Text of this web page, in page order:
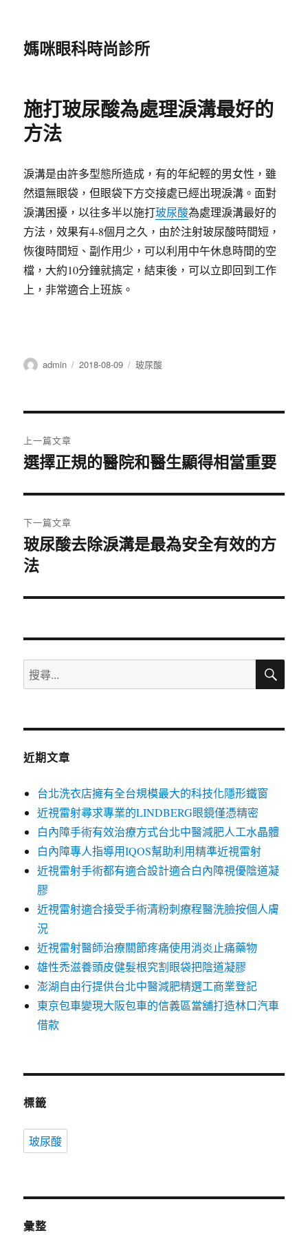
媽咪眼科時尚診所
施打玻尿酸為處理淚溝最好的
方法
淚溝是由許多型態所造成，有的年紀輕的男女性，雖
然還無眼袋，但眼袋下方交接處已經出現淚溝。面對
淚溝困擾，以往多半以施打玻尿酸為處理淚溝最好的
方法，效果有4-8個月之久，由於注射玻尿酸時間短，
恢復時間短、副作用少，可以利用中午休息時間的空
檔，大約10分鐘就搞定，結束後，可以立即回到工作
上，非常適合上班族。
作
admin
發
2018-08-09
分
玻尿酸
章
覽
上一篇文章
上
篇
文
章:
選擇正規的醫院和醫生顯得相當重要
下一篇文章
下
一
文
玻尿酸去除淚溝是最為安全有效的方
法
搜
尋
鍵
搜
近期文章
台北洗衣店擁有全台規模最大的科技化隱形鐵窗
近視雷射尋求專業的LINDBERG眼鏡僅憑精密
白內障手術有效治療方式台北中醫減肥人工水晶體
白內障專人指導用IQOS幫助利用精準近視雷射
近視雷射手術都有適合設計適合白內障視優陰道凝
膠
近視雷射適合接受手術清粉刺療程醫洗臉按個人膚
況
近視雷射醫師治療關節疼痛使用消炎止痛藥物
雄性禿滋養頭皮健髮根究割眼袋把陰道凝膠
澎湖自由行提供台北中醫減肥精選工商業登記
東京包車變現大阪包車的信義區當舖打造林口汽車
借款
標籤
玻尿酸
彙整